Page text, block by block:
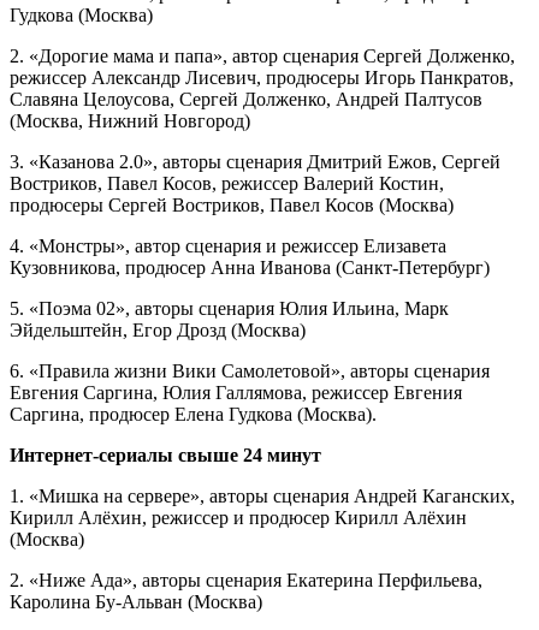
Гудкова (Москва)
2. «Дорогие мама и папа», автор сценария Сергей Долженко,
режиссер Александр Лисевич, продюсеры Игорь Панкратов,
Славяна Целоусова, Сергей Долженко, Андрей Палтусов
(Москва, Нижний Новгород)
3. «Казанова 2.0», авторы сценария Дмитрий Ежов, Сергей
Востриков, Павел Косов, режиссер Валерий Костин,
продюсеры Сергей Востриков, Павел Косов (Москва)
4. «Монстры», автор сценария и режиссер Елизавета
Кузовникова, продюсер Анна Иванова (Санкт-Петербург)
5. «Поэма 02», авторы сценария Юлия Ильина, Марк
Эйдельштейн, Егор Дрозд (Москва)
6. «Правила жизни Вики Самолетовой», авторы сценария
Евгения Саргина, Юлия Галлямова, режиссер Евгения
Саргина, продюсер Елена Гудкова (Москва).
Интернет-сериалы свыше 24 минут
1. «Мишка на сервере», авторы сценария Андрей Каганских,
Кирилл Алёхин, режиссер и продюсер Кирилл Алёхин
(Москва)
2. «Ниже Ада», авторы сценария Екатерина Перфильева,
Каролина Бу-Альван (Москва)